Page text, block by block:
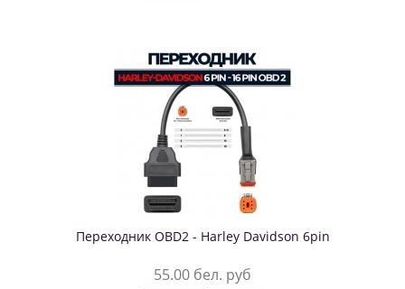
Переходник OBD2 - Harley Davidson 6pin
55.00 бел. руб